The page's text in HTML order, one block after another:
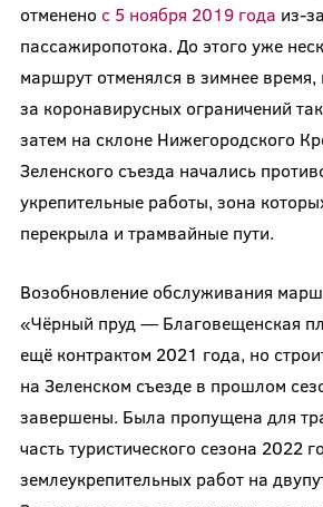
отменено с 5 ноября 2019 года из-
пассажиропотока. До этого уже
маршрут отменялся в зимнее
за коронавирусных ограничений
затем на склоне Нижегородского
Зеленского съезда начались
укрепительные работы, зона
перекрыла и трамвайные пути.
Возобновление обслуживания
«Чёрный пруд — Благовещенская
ещё контрактом 2021 года, но
на Зеленском съезде в прошлом
завершены. Была пропущена для
часть туристического сезона 2022
землеукрепительных работ на